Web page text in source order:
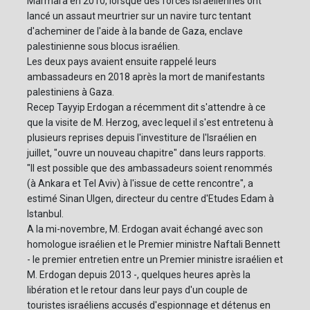
lancé un assaut meurtrier sur un navire turc tentant
d'acheminer de l'aide à la bande de Gaza, enclave
palestinienne sous blocus israélien.
Les deux pays avaient ensuite rappelé leurs
ambassadeurs en 2018 après la mort de manifestants
palestiniens à Gaza.
Recep Tayyip Erdogan a récemment dit s'attendre à ce
que la visite de M. Herzog, avec lequel il s'est entretenu à
plusieurs reprises depuis l'investiture de l'Israélien en
juillet, "ouvre un nouveau chapitre" dans leurs rapports.
"Il est possible que des ambassadeurs soient renommés
(à Ankara et Tel Aviv) à l'issue de cette rencontre", a
estimé Sinan Ulgen, directeur du centre d'Etudes Edam à
Istanbul.
A la mi-novembre, M. Erdogan avait échangé avec son
homologue israélien et le Premier ministre Naftali Bennett
- le premier entretien entre un Premier ministre israélien et
M. Erdogan depuis 2013 -, quelques heures après la
libération et le retour dans leur pays d'un couple de
touristes israéliens accusés d'espionnage et détenus en